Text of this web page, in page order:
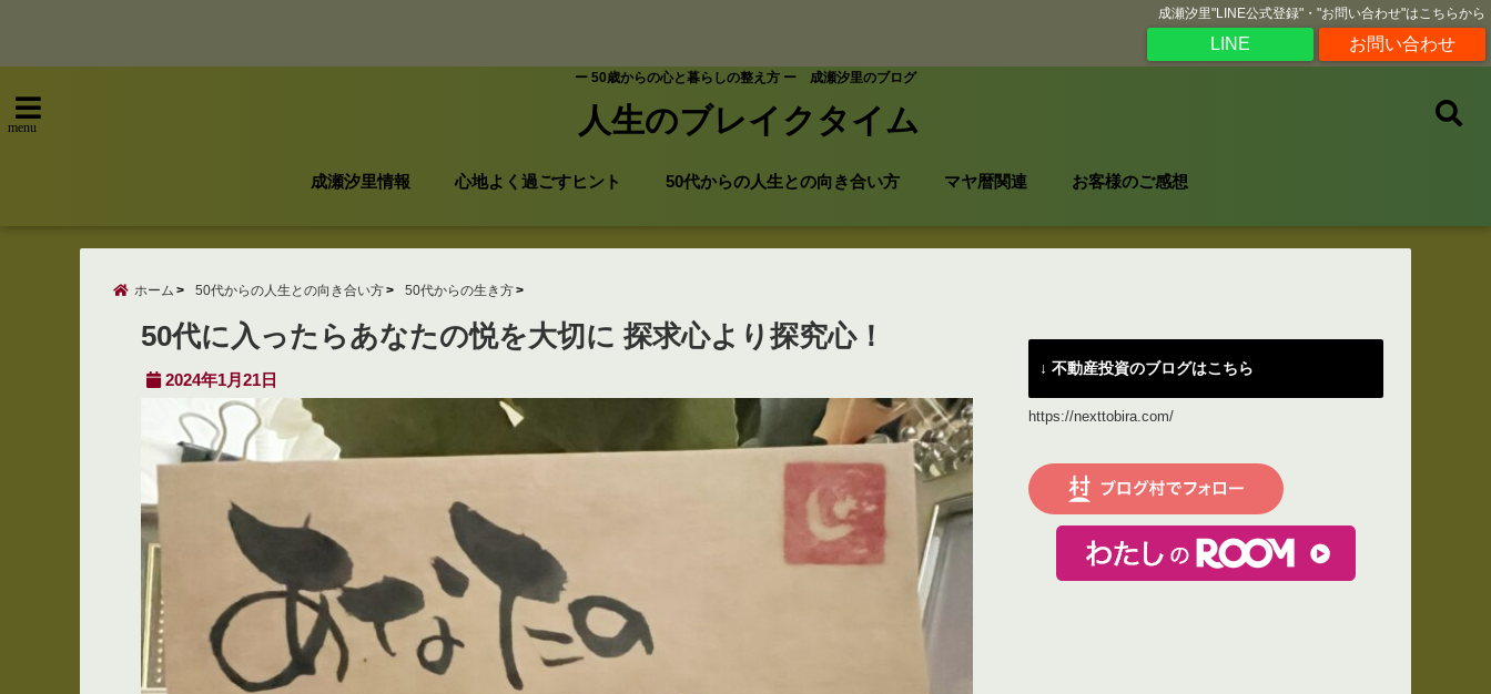
成瀬汐里"LINE公式登録"・"お問い合わせ"はこちらから
お問い合わせ
LINE
ー 50歳からの心と暮らしの整え方 ー 成瀬汐里のブログ
menu 人生のブレイクタイム
成瀬汐里情報 心地よく過ごすヒント 50代からの人生との向き合い方 マヤ暦関連 お客様のご感想
ホーム 50代からの人生との向き合い方 50代からの生き方
50代に入ったらあなたの悦を大切に 探求心より探究心！
2024年1月21日
↓ 不動産投資のブログはこちら
https://nexttobira.com/